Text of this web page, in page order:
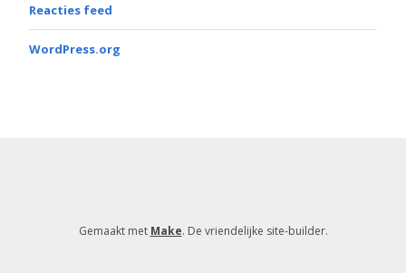
Reacties feed
WordPress.org
Gemaakt met Make. De vriendelijke site-builder.